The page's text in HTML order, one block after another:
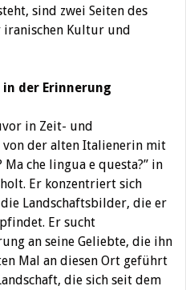
sind zwei Seiten des
iranischen Kultur und
der Erinnerung
in Zeit- und
der alten Italienerin mit
Ma che lingua e questa?” in
Er konzentriert sich
Landschaftsbilder, die er
Er sucht
an seine Geliebte, die ihn
Mal an diesen Ort geführt
die sich seit dem